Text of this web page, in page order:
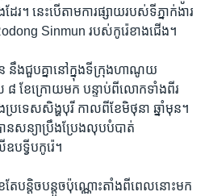
។ នេះបើតាមការផ្សាយរបស់ទីភ្នាក់ងារ
Sinmun របស់កូរ៉េខាងជើង។
ងជួបគ្នានៅក្នុងទីក្រុងហាណូយ
៨ ខែក្រោយមក បន្ទាប់ពីលោកទាំងពីរ
ងប្រទេសសិង្ហបុរី កាលពីខែមិថុនា ឆ្នាំមុន។
នសន្យាប្រឹងប្រែងលុបបំបាត់
បទ្វីបកូរ៉េ។
តែបន្តិចបន្តួចប៉ុណ្ណោះតាំងពីពេលនោះមក